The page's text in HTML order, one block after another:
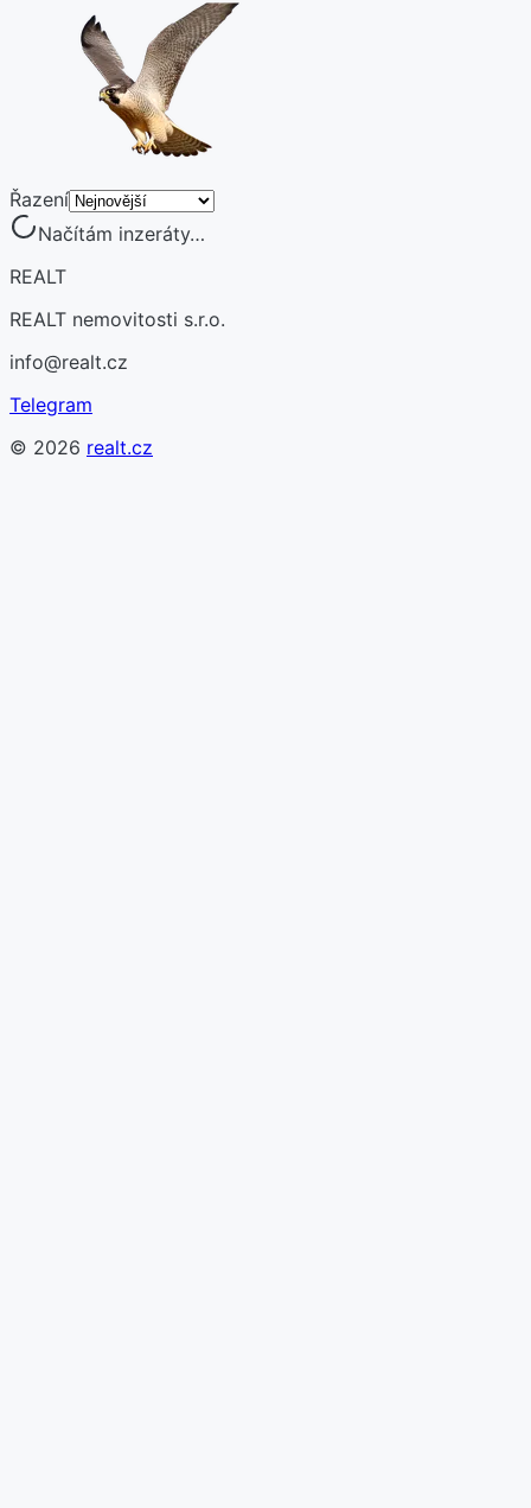
Řazení
Načítám inzeráty…
REALT
REALT nemovitosti s.r.o.
info@realt.cz
Telegram
© 2026 realt.cz